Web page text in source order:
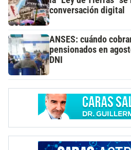
conversación digital
ANSES: cuándo
pensionados en
DNI